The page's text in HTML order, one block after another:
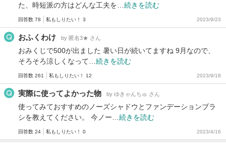
た、時短派の方はどんな工夫を… 続きを読む
回答数 78 私もしりたい！ 3 2023/9/23
おふくわけ by 匿名3★ さん
おみくじで500が出ました 暑い日が続いてますね 9月なので、
そろそろ涼しくなって… 続きを読む
回答数 261 私もしりたい！ 12 2023/9/18
実際に使ってよかった物 by ゆきゃんちゅ さん
使ってみておすすめのノーズシャドウとファンデーションブラ
シを教えてください。 今ノー… 続きを読む
回答数 24 私もしりたい！ 0 2023/4/16